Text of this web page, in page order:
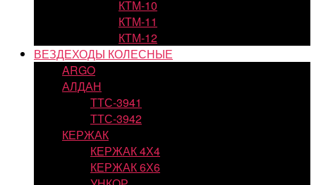
КТМ-10
КТМ-11
КТМ-12
ВЕЗДЕХОДЫ КОЛЕСНЫЕ
ARGO
АЛДАН
ТТС-3941
ТТС-3942
КЕРЖАК
КЕРЖАК 4Х4
КЕРЖАК 6Х6